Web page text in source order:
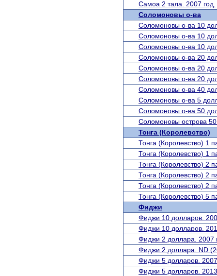
Самоа 2 тала. 2007 год.
Соломоновы о-ва
Соломоновы о-ва 10
Соломоновы о-ва 10
Соломоновы о-ва 10
Соломоновы о-ва 20
Соломоновы о-ва 20
Соломоновы о-ва 20
Соломоновы о-ва 40
Соломоновы о-ва 5
Соломоновы о-ва 50
Соломоновы острова
Тонга (Королевство)
Тонга (Королевство) 1
Тонга (Королевство) 1
Тонга (Королевство) 2
Тонга (Королевство) 2
Тонга (Королевство) 2
Тонга (Королевство) 5
Фиджи
Фиджи 10 долларов.
Фиджи 10 долларов.
Фиджи 2 доллара. 2007
Фиджи 2 доллара. ND
Фиджи 5 долларов.
Фиджи 5 долларов.